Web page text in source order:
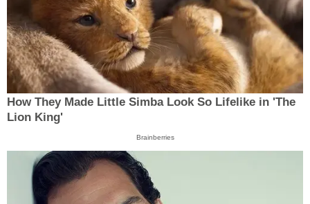
How They Made Little Simba Look So Lifelike in 'The
Lion King'
Brainberries